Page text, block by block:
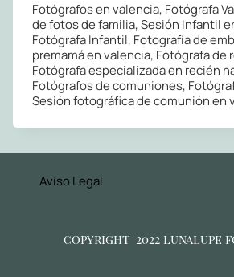
Fotógrafos en valencia, Fotógrafa
de fotos de familia, Sesión Infantil
Fotógrafa Infantil, Fotografía de
premamá en valencia, Fotógrafa de
Fotógrafa especializada en recién
Fotógrafos de comuniones,
Sesión fotográfica de comunión en
Aviso Legal
copyright 2022 lunalupe